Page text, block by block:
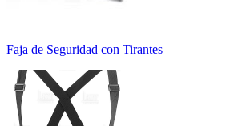
Faja de Seguridad con Tirantes